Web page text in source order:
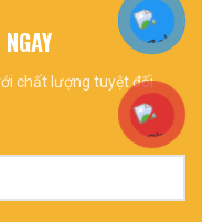
chất lượng tuyệt đối.